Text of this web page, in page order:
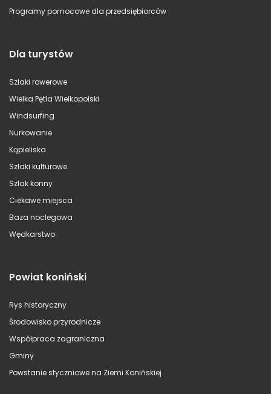
Programy pomocowe dla przedsiębiorców
Dla turystów
Szlaki rowerowe
Wielka Pętla Wielkopolski
Windsurfing
Nurkowanie
Kąpieliska
Szlaki kulturowe
Szlak konny
Ciekawe miejsca
Baza noclegowa
Wędkarstwo
Powiat koniński
Rys historyczny
Środowisko przyrodnicze
Współpraca zagraniczna
Gminy
Powstanie styczniowe na Ziemi Konińskiej